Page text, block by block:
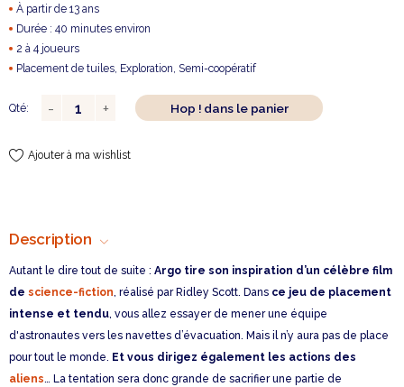
À partir de 13 ans
Durée : 40 minutes environ
2 à 4 joueurs
Placement de tuiles, Exploration, Semi-coopératif
Qté: Hop ! dans le panier
Ajouter à ma wishlist
Description
Autant le dire tout de suite : Argo tire son inspiration d’un célèbre film
de science-fiction, réalisé par Ridley Scott. Dans ce jeu de placement
intense et tendu, vous allez essayer de mener une équipe
d'astronautes vers les navettes d’évacuation. Mais il n’y aura pas de place
pour tout le monde. Et vous dirigez également les actions des
aliens… La tentation sera donc grande de sacrifier une partie de